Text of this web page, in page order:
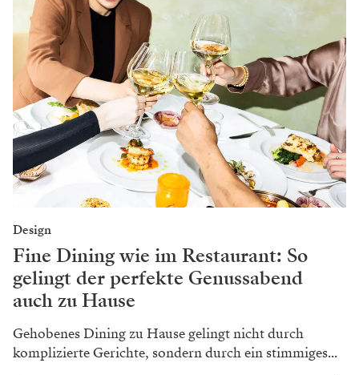
Design
Fine Dining wie im Restaurant: So
gelingt der perfekte Genussabend
auch zu Hause
Gehobenes Dining zu Hause gelingt nicht durch
komplizierte Gerichte, sondern durch ein stimmiges...